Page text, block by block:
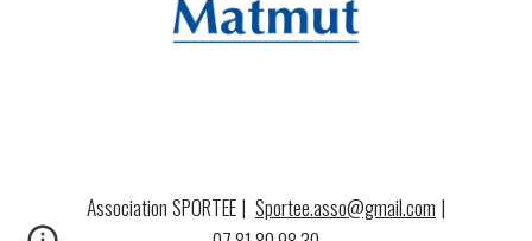
Association SPORTEE | Sportee.asso@gmail.com |